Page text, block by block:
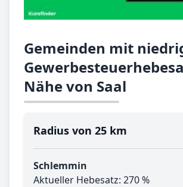
Gemeinden mit
Nähe von Saal
Radius von 25 km
Schlemmin
Aktueller Hebesatz: 270 %